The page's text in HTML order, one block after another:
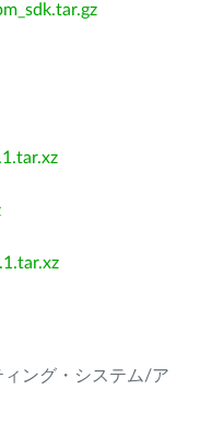
ィング・システム/ア